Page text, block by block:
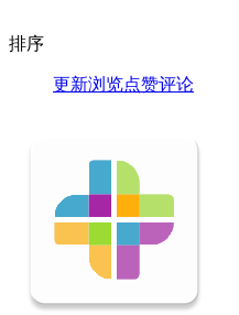
排序
更新浏览点赞评论